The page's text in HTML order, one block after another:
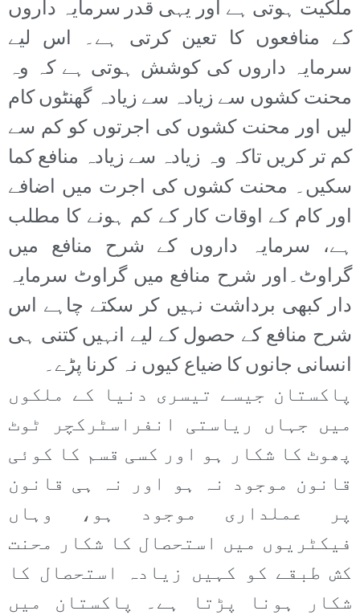
ملکیت ہوتی ہے اور یہی قدر سرمایہ داروں
کے منافعوں کا تعین کرتی ہے۔ اس لیے
سرمایہ داروں کی کوشش ہوتی ہے کہ وہ
محنت کشوں سے زیادہ سے زیادہ گھنٹوں کام
لیں اور محنت کشوں کی اجرتوں کو کم سے
کم تر کریں تاکہ وہ زیادہ سے زیادہ منافع کما
سکیں۔ محنت کشوں کی اجرت میں اضافے
اور کام کے اوقات کار کے کم ہونے کا مطلب
ہے، سرمایہ داروں کے شرح منافع میں
گراوٹ۔اور شرح منافع میں گراوٹ سرمایہ
دار کبھی برداشت نہیں کر سکتے چاہے اس
شرح منافع کے حصول کے لیے انہیں کتنی ہی
انسانی جانوں کا ضیاع کیوں نہ کرنا پڑے۔
پاکستان جیسے تیسری دنیا کے ملکوں
میں جہاں ریاستی انفراسٹرکچر ٹوٹ
پھوٹ کا شکار ہو اور کسی قسم کا کوئی
قانون موجود نہ ہو اور نہ ہی قانون
پر عملداری موجود ہو، وہاں
فیکٹریوں میں استحصال کا شکار محنت
کش طبقے کو کہیں زیادہ استحصال کا
شکار ہونا پڑتا ہے۔ پاکستان میں